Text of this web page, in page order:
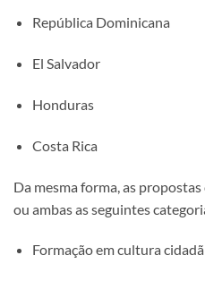
República Dominicana
El Salvador
Honduras
Costa Rica
Da mesma forma, as
ou ambas as seguintes
Formação em cultura